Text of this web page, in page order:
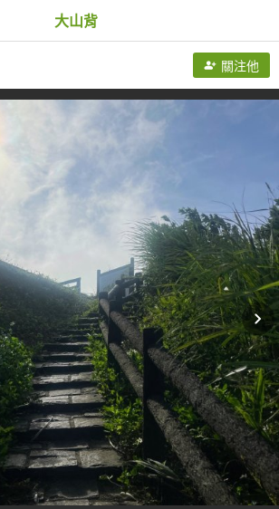
大山背
關注他